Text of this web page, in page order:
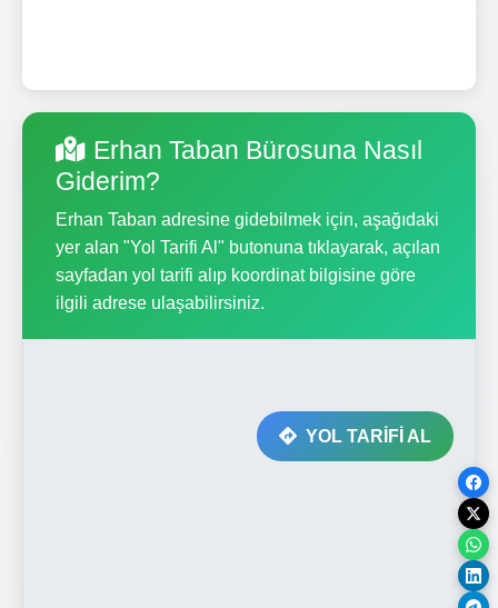
Erhan Taban Bürosuna Nasıl
Giderim?
Erhan Taban adresine gidebilmek için, aşağıdaki
yer alan "Yol Tarifi Al" butonuna tıklayarak, açılan
sayfadan yol tarifi alıp koordinat bilgisine göre
ilgili adrese ulaşabilirsiniz.
YOL TARİFİ AL